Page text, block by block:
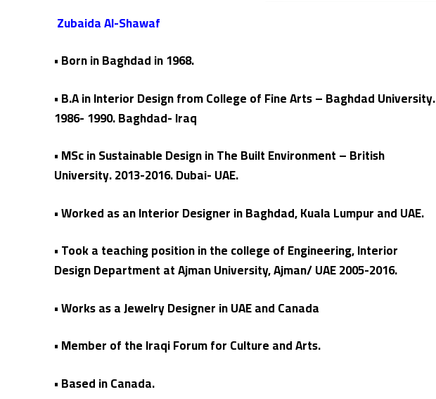
Zubaida Al-Shawaf
• Born in Baghdad in 1968.
• B.A in Interior Design from College of Fine Arts – Baghdad University.
1986- 1990. Baghdad- Iraq
• MSc in Sustainable Design in The Built Environment – British
University. 2013-2016. Dubai- UAE.
• Worked as an Interior Designer in Baghdad, Kuala Lumpur and UAE.
• Took a teaching position in the college of Engineering, Interior
Design Department at Ajman University, Ajman/ UAE 2005-2016.
• Works as a Jewelry Designer in UAE and Canada
• Member of the Iraqi Forum for Culture and Arts.
• Based in Canada.